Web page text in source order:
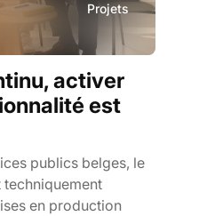
activer
est
Projets
publics belges, le
en production